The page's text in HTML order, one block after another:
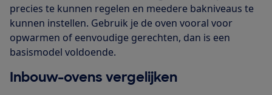
precies te kunnen regelen en meedere bakniveaus te
kunnen instellen. Gebruik je de oven vooral voor
opwarmen of eenvoudige gerechten, dan is een
basismodel voldoende.
Inbouw-ovens vergelijken